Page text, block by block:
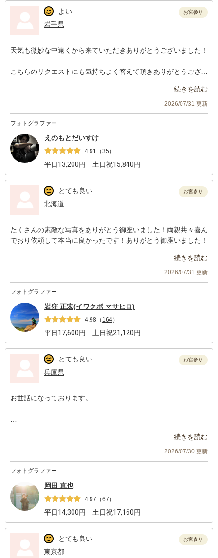
よい
岩手県
お宮参り
天気も微妙な中遠くから来ていただきありがとうございました！
こちらのリクエストにも気持ちよく答えて頂きありがとうござい
写真もとても満足していますが、時間が余ってしまったのが少し
もったいないなと…
私のリサーチ不足なのですが、ただ歩いてる後ろ姿など決めポー
ズ以外ももっと撮って貰えば良かったと…
初めてだったのでポーズ分からなかったので少しポーズの勉強し
ていけば良かったです！
2歳の子どももえのもとさんのことが気に入ったようでイタズラ
しに行ってました😂
すみません！
に撮りたい方おすすめです
続きを読む
2026/07/31 更新
フォトグラファー
えのもとだいすけ
4.91 （35 ）
平日13,200円 土日祝15,840円
とても良い
北海道
お宮参り
たくさんの素敵な写真をありがとう御座いました！両親共々喜ん
でおり依頼して本当に良かったです！ありがとう御座いました！
続きを読む
2026/07/31 更新
フォトグラファー
岩窪 正宏(イワクボ マサヒロ)
4.98 （ 164）
平日17,600円 土日祝21,120円
とても良い
兵庫県
お宮参り
お世話になっております。
お写真を拝見させて頂きましたがどのお写真もいいお写真で感動
いたしました！
いい家族写真が撮れてまた機会があればハーフバースデーなども
依頼したいです！
続きを読む
2026/07/30 更新
フォトグラファー
岡田 直也
4.97 （67 ）
平日14,300円 土日祝17,160円
とても良い
東京都
お宮参り